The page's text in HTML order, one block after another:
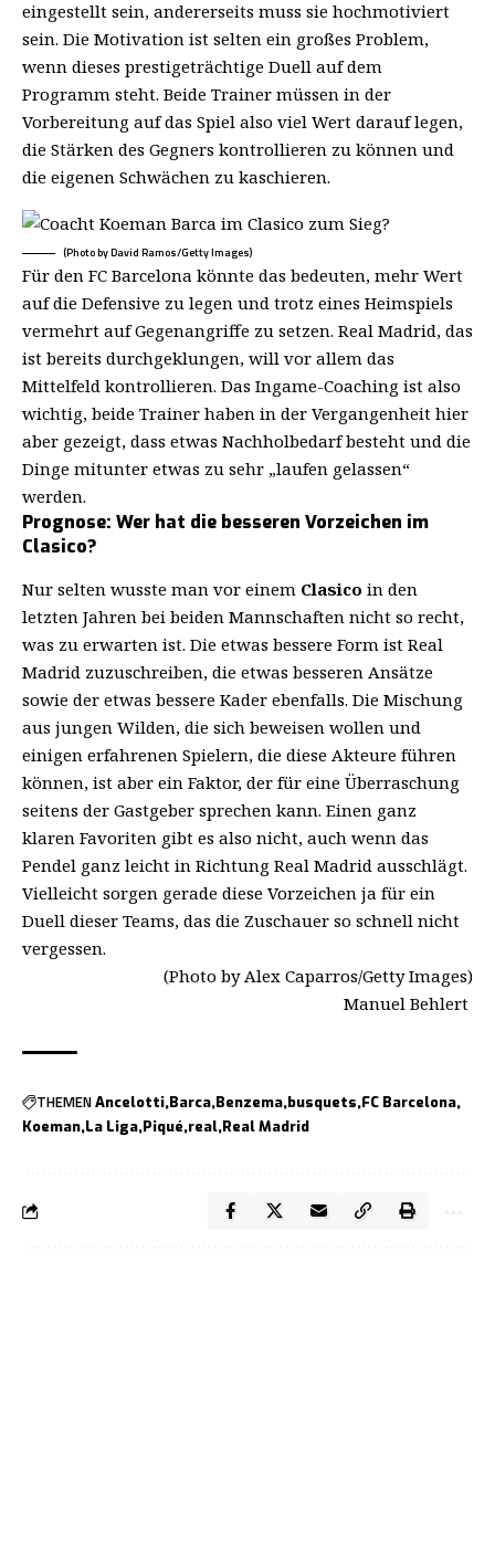
eingestellt sein, andererseits muss sie hochmotiviert
sein. Die Motivation ist selten ein großes Problem,
wenn dieses prestigeträchtige Duell auf dem
Programm steht. Beide Trainer müssen in der
Vorbereitung auf das Spiel also viel Wert darauf legen,
die Stärken des Gegners kontrollieren zu können und
die eigenen Schwächen zu kaschieren.
(Photo by David Ramos/Getty Images)
Für den FC Barcelona könnte das bedeuten, mehr Wert
auf die Defensive zu legen und trotz eines Heimspiels
vermehrt auf Gegenangriffe zu setzen. Real Madrid, das
ist bereits durchgeklungen, will vor allem das
Mittelfeld kontrollieren. Das Ingame-Coaching ist also
wichtig, beide Trainer haben in der Vergangenheit hier
aber gezeigt, dass etwas Nachholbedarf besteht und die
Dinge mitunter etwas zu sehr „laufen gelassen“
werden.
Prognose: Wer hat die besseren Vorzeichen im
Clasico?
Nur selten wusste man vor einem Clasico in den
letzten Jahren bei beiden Mannschaften nicht so recht,
was zu erwarten ist. Die etwas bessere Form ist Real
Madrid zuzuschreiben, die etwas besseren Ansätze
sowie der etwas bessere Kader ebenfalls. Die Mischung
aus jungen Wilden, die sich beweisen wollen und
einigen erfahrenen Spielern, die diese Akteure führen
können, ist aber ein Faktor, der für eine Überraschung
seitens der Gastgeber sprechen kann. Einen ganz
klaren Favoriten gibt es also nicht, auch wenn das
Pendel ganz leicht in Richtung Real Madrid ausschlägt.
Vielleicht sorgen gerade diese Vorzeichen ja für ein
Duell dieser Teams, das die Zuschauer so schnell nicht
vergessen.
(Photo by Alex Caparros/Getty Images)
Manuel Behlert
THEMENAncelotti Barca Benzema busquets FC Barcelona
Koeman La Liga Piqué real Real Madrid